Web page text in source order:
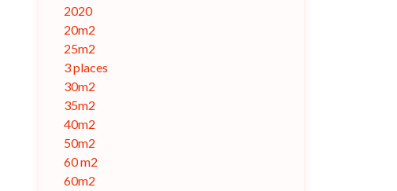
2020
20m2
25m2
3 places
30m2
35m2
40m2
50m2
60 m2
60m2